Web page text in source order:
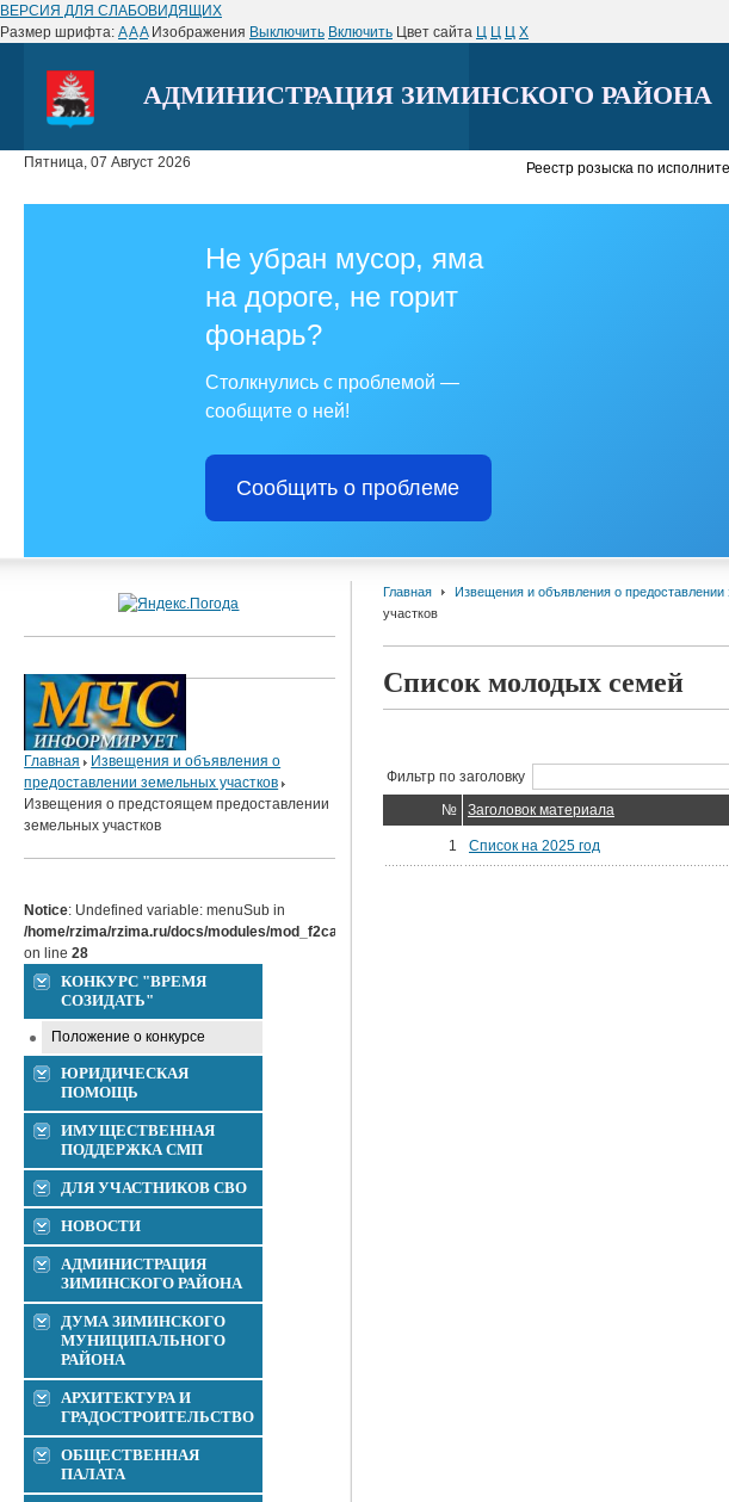
ВЕРСИЯ ДЛЯ СЛАБОВИДЯЩИХ
Размер шрифта: AAAИзображения Выключить Включить Цвет сайта Ц Ц Ц Х
АДМИНИСТРАЦИЯ ЗИМИНСКОГО РАЙОНА
Реестр розыска по
Пятница, 07 Август 2026
Не убран мусор, яма
на дороге, не горит
фонарь?
Столкнулись с проблемой —
сообщите о ней!
Сообщить о проблеме
Главная Извещения и объявления о предоставлении
участков
Список молодых семей
Фильтр по заголовку
№
Заголовок материала
1 Список на 2025 год
Главная
Извещения и объявления о
предоставлении земельных участков
Извещения о предстоящем предоставлении
земельных участков
Notice: Undefined variable: menuSub in
/home/rzima/rzima.ru/docs/modules/mod_f2caccordion/tmpl/default.php
on line28
КОНКУРС "ВРЕМЯ
СОЗИДАТЬ"
Положение о конкурсе
ЮРИДИЧЕСКАЯ
ПОМОЩЬ
ИМУЩЕСТВЕННАЯ
ПОДДЕРЖКА СМП
ДЛЯ УЧАСТНИКОВ СВО
НОВОСТИ
АДМИНИСТРАЦИЯ
ЗИМИНСКОГО РАЙОНА
ДУМА ЗИМИНСКОГО
МУНИЦИПАЛЬНОГО
РАЙОНА
АРХИТЕКТУРА И
ГРАДОСТРОИТЕЛЬСТВО
ОБЩЕСТВЕННАЯ
ПАЛАТА